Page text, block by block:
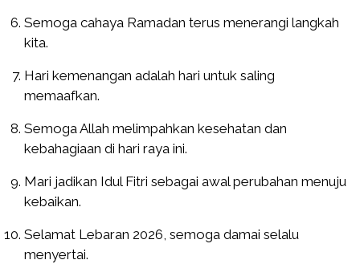
Semoga cahaya Ramadan terus menerangi langkah
kita.
Hari kemenangan adalah hari untuk saling
memaafkan.
Semoga Allah melimpahkan kesehatan dan
kebahagiaan di hari raya ini.
Mari jadikan Idul Fitri sebagai awal perubahan menuju
kebaikan.
Selamat Lebaran 2026, semoga damai selalu
menyertai.